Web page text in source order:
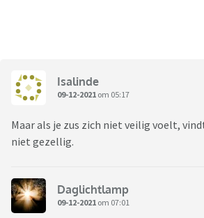
Isalinde
09-12-2021 om 05:17
Maar als je zus zich niet veilig voelt,
niet gezellig.
Daglichtlamp
09-12-2021 om 07:01